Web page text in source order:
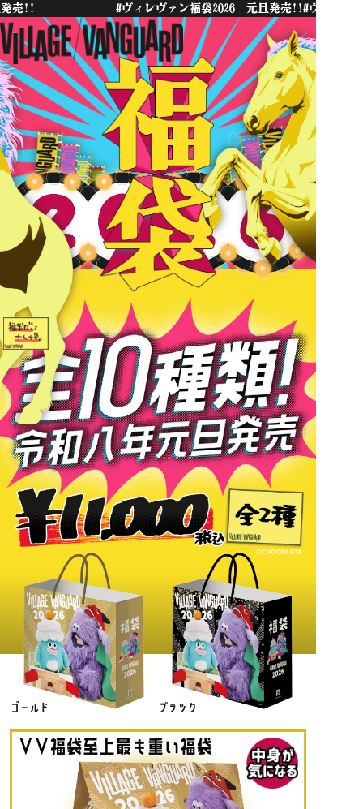
#ヴィレヴァン福袋2026 元旦発売!!#ヴィレヴァン福袋2026 元旦
ゴールド ブラック